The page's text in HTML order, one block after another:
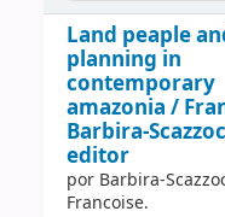
Land peaple
planning in
contemporary
amazonia /
Barbira-
editor
por Barbira-
Francoise.